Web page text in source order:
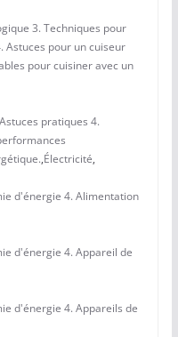
3. Techniques pour
Astuces pour un cuiseur
pour cuisiner avec un
pratiques 4.
,Électricité,
d'énergie 4. Alimentation
d'énergie 4. Appareil de
d'énergie 4. Appareils de